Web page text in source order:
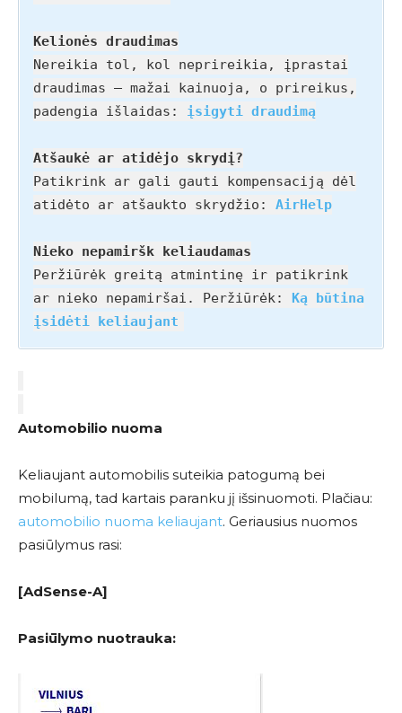
Kelionės draudimas
Nereikia tol, kol neprireikia, įprastai
draudimas – mažai kainuoja, o prireikus,
padengia išlaidas: įsigyti draudimą
Atšaukė ar atidėjo skrydį?
Patikrink ar gali gauti kompensaciją dėl
atidėto ar atšaukto skrydžio: AirHelp
Nieko nepamiršk keliaudamas
Peržiūrėk greitą atmintinę ir patikrink
ar nieko nepamiršai. Peržiūrėk: Ką būtina
įsidėti keliaujant
Automobilio nuoma
Keliaujant automobilis suteikia patogumą bei
mobilumą, tad kartais paranku jį išsinuomoti. Plačiau:
automobilio nuoma keliaujant. Geriausius nuomos
pasiūlymus rasi:
[AdSense-A]
Pasiūlymo nuotrauka: